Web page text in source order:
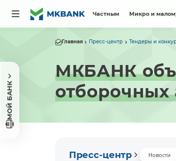
Частным Микро и
МОЙ БАНК
Главная Пресс-центр Тендеры и
МКБАНК
отборочных
Пресс-центр Новости